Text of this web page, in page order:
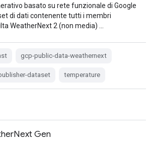
basato su rete funzionale di Google
di dati contenente tutti i membri
WeatherNext 2 (non media) …
gcp-public-data-weathernext
dataset temperature
Gen